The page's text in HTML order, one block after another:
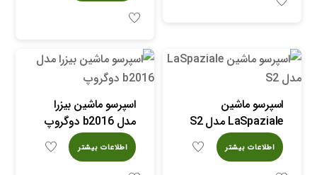
اسپرسو ماشین
LaSpaziale مدل S2
اطلاعات بیشتر
اسپرسو ماشین بیزرا
مدل b2016 دوگروپ
اطلاعات بیشتر